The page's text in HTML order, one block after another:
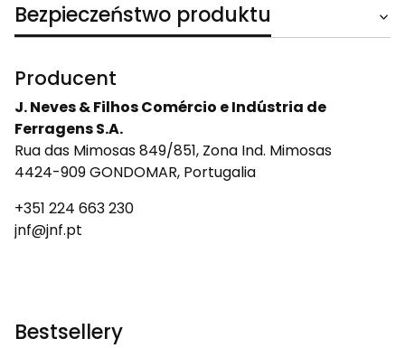
Bezpieczeństwo produktu
Producent
J. Neves & Filhos Comércio e Indústria de
Ferragens S.A.
Rua das Mimosas 849/851, Zona Ind. Mimosas
4424-909 GONDOMAR, Portugalia
+351 224 663 230
jnf@jnf.pt
Bestsellery